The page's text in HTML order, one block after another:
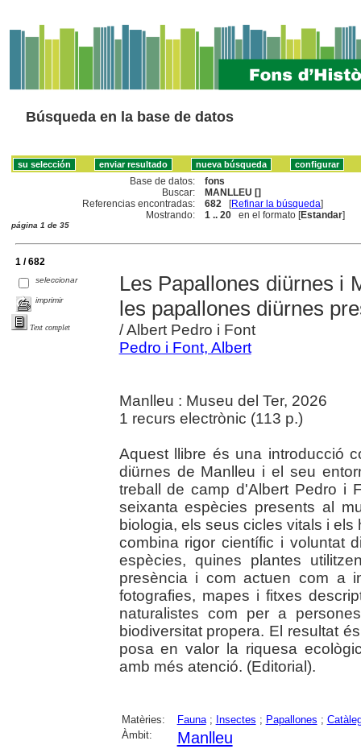
Búsqueda en la base de datos
Base de datos:
fons
Buscar:
MANLLEU []
Referencias encontradas:
682 [Refinar la búsqueda]
Mostrando:
1 .. 20 en el formato [Estandar]
página 1 de 35
1 / 682
seleccionar
imprimir
Text complet
Les Papallones diürnes i
les papallones diürnes
/ Albert Pedro i Font
Pedro i Font, Albert
Manlleu : Museu del Ter, 2026
1 recurs electrònic (113 p.)
Aquest llibre és una introducció
diürnes de Manlleu i el seu
treball de camp d'Albert Pedro i
seixanta espècies presents al
biologia, els seus cicles vitals i
combina rigor científic i voluntat
espècies, quines plantes
presència i com actuen com a
fotografies, mapes i fitxes
naturalistes com per a
biodiversitat propera. El resultat
posa en valor la riquesa
amb més atenció. (Editorial).
Matèries: Fauna; Insectes ; Papallones ;
Àmbit:
Manlleu